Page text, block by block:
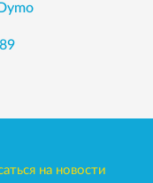
на новости